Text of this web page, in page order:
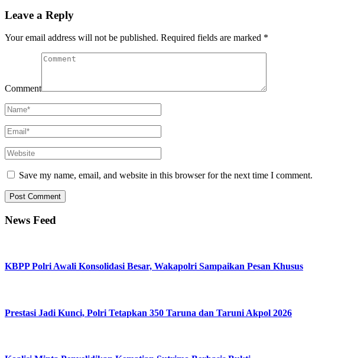
Leave a Reply
Your email address will not be published. Required fields are marked *
Comment
Save my name, email, and website in this browser for the next time I comment.
News Feed
KBPP Polri Awali Konsolidasi Besar, Wakapolri Sampaikan Pesan Khusus
Prestasi Jadi Kunci, Polri Tetapkan 350 Taruna dan Taruni Akpol 2026